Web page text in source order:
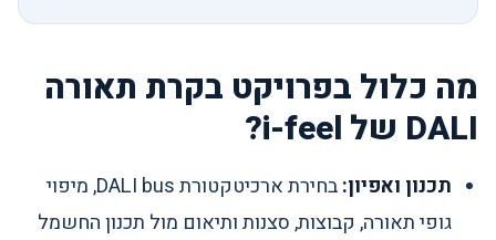
מה כלול בפרויקט בקרת תאורה
DALI של i-feel?
תכנון ואפיון:
בחירת ארכיטקטורת DALI bus, מיפוי
גופי תאורה, קבוצות, סצנות ותיאום מול תכנון החשמל